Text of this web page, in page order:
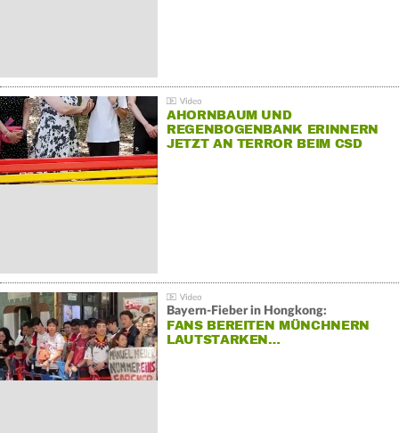
AHORNBAUM UND
REGENBOGENBANK ERINNERN
JETZT AN TERROR BEIM CSD
Bayern-Fieber in Hongkong:
FANS BEREITEN MÜNCHNERN
LAUTSTARKEN…